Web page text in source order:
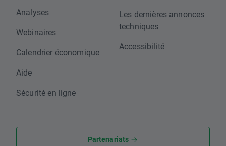
Analyses
Webinaires
Calendrier économique
Aide
Sécurité en ligne
Les dernières annonces
techniques
Accessibilité
Partenariats